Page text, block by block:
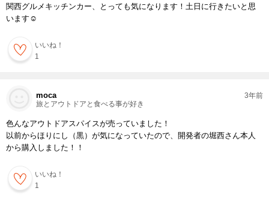
関西グルメキッチンカー、とっても気になります！土日に行きたいと思
います☺️
いいね！
1
moca
旅とアウトドアと食べる事が好き
3年前
色んなアウトドアスパイスが売っていました！
以前からほりにし（黒）が気になっていたので、開発者の堀西さん本人
から購入しました！！
いいね！
1